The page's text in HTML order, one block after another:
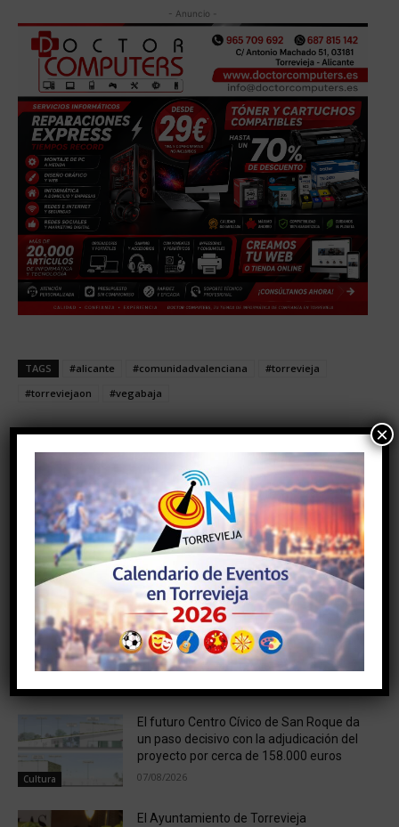
- Anuncio -
TAGS #alicante #comunidadvalenciana
#torrevieja
#torreviejaon
#vegabaja
Twitter
Artículo anterior
Hallan restos humanos en
unos contenedores en la
zona de aguas nuevas
Artículo siguiente
«Sellar el paro» ya no se
hará de forma automatica
Cultura
El futuro Centro Cívico de San Roque da
un paso decisivo con la adjudicación del
proyecto por cerca de 158.000 euros
07/08/2026
El Ayuntamiento de Torrevieja
×